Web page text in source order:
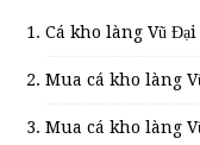
Cá kho làng Vũ
Mua cá kho làng
Mua cá kho làng